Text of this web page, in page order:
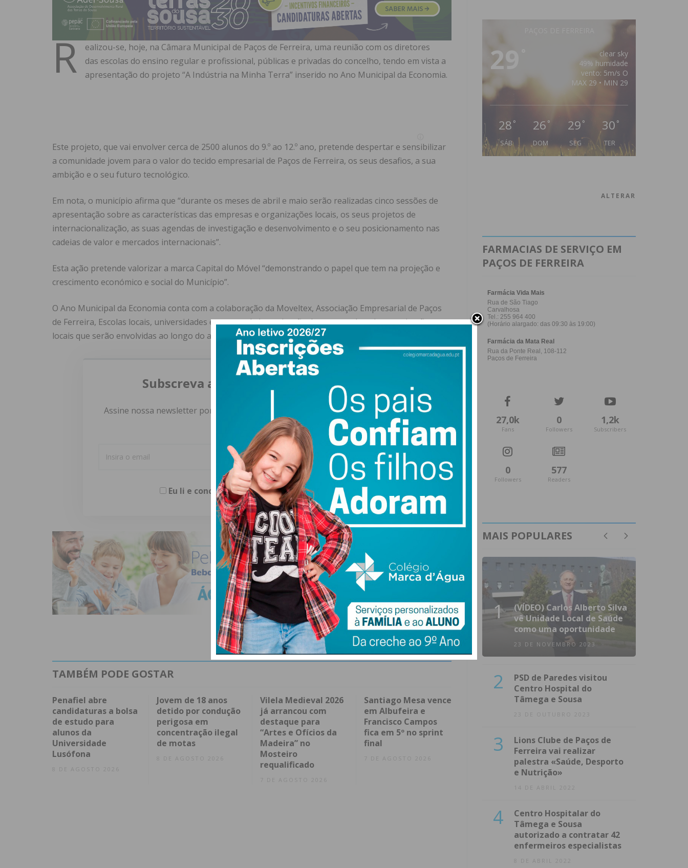
R
ealizou-se, hoje, na Câmara Municipal de Paços de Ferreira, uma reunião com os diretores
das escolas do ensino regular e profissional, públicas e privadas do concelho, tendo em vista a
apresentação do projeto “A Indústria na Minha Terra” inserido no Ano Municipal da Economia.
Este projeto, que vai envolver cerca de 2500 alunos do 9.º ao 12.º ano, pretende despertar e sensibilizar
a comunidade jovem para o valor do tecido empresarial de Paços de Ferreira, os seus desafios, a sua
ambição e o seu futuro tecnológico.
Em nota, o município afirma que “durante os meses de abril e maio serão realizadas cinco sessões de
apresentação sobre as características das empresas e organizações locais, os seus projetos de
internacionalização, as suas agendas de investigação e desenvolvimento e o seu posicionamento nas
cadeias de valor e mercados internacionais”.
Esta ação pretende valorizar a marca Capital do Móvel “demonstrando o papel que tem na projeção e
crescimento económico e social do Município”.
O Ano Municipal da Economia conta com a colaboração da Moveltex, Associação Empresarial de Paços
de Ferreira, Escolas locais, universidades e centros de investigação, bem como demais organizações
locais que serão envolvidas ao longo do ano.
Subscreva a newsletter do Imediato
Assine nossa newsletter por e-mail e obtenha de forma regular a informação
atualizada.
Eu li e concordo com ostermos e condições
TAMBÉM PODE GOSTAR
Penafiel abre
candidaturas a bolsa
de estudo para
alunos da
Universidade
Lusófona
8 DE AGOSTO 2026
Jovem de 18 anos
detido por condução
perigosa em
concentração ilegal
de motas
8 DE AGOSTO 2026
Vilela Medieval 2026
já arrancou com
destaque para
“Artes e Ofícios da
Madeira” no
Mosteiro
requalificado
7 DE AGOSTO 2026
Santiago Mesa vence
em Albufeira e
Francisco Campos
fica em 5º no sprint
final
7 DE AGOSTO 2026
29
clear sky
49% humidade
vento: 5m/s O
MAX 29 • MIN 29
28 °
SÁB
26 °
DOM
29 °
SEG
30 °
TER
ALTERAR
FARMACIAS DE SERVIÇO EM
PAÇOS DE FERREIRA
27,0k
Fans
0
Followers
1,2k
Subscribers
0
Followers
577
Readers
MAIS POPULARES
1
(VÍDEO) Carlos Alberto Silva
vê Unidade Local de Saúde
como uma oportunidade
23 DE NOVEMBRO 2023
2
PSD de Paredes visitou
Centro Hospital do
Tâmega e Sousa
23 DE OUTUBRO 2023
3
Lions Clube de Paços de
Ferreira vai realizar
palestra «Saúde, Desporto
e Nutrição»
14 DE ABRIL 2022
4
Centro Hospitalar do
Tâmega e Sousa
autorizado a contratar 42
enfermeiros especialistas
8 DE ABRIL 2022